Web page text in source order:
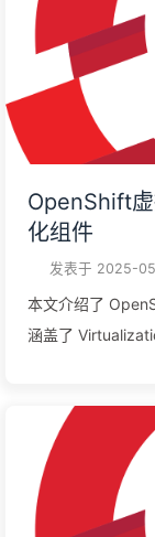
OpenShift
化组件
发表于 2025-
本文介绍了
涵盖了
Performance（
Web 控制台和命
HyperConverged